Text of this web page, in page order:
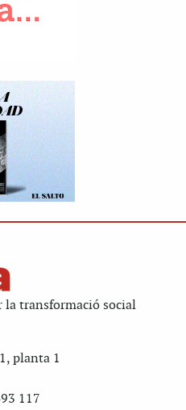
la transformació social
planta 1
117